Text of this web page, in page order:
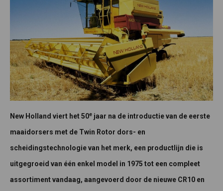
New Holland viert het 50e jaar na de introductie van de eerste
maaidorsers met de Twin Rotor dors- en
scheidingstechnologie van het merk, een productlijn die is
uitgegroeid van één enkel model in 1975 tot een compleet
assortiment vandaag, aangevoerd door de nieuwe CR10 en